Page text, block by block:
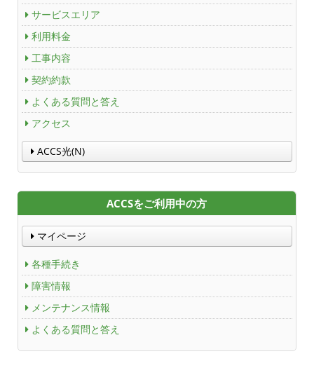
サービスエリア
利用料金
工事内容
契約約款
よくある質問と答え
アクセス
ACCS光(N)
ACCSをご利用中の方
マイページ
各種手続き
障害情報
メンテナンス情報
よくある質問と答え